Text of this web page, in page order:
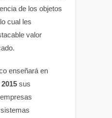
de los objetos
cual les
valor
enseñará en
sus